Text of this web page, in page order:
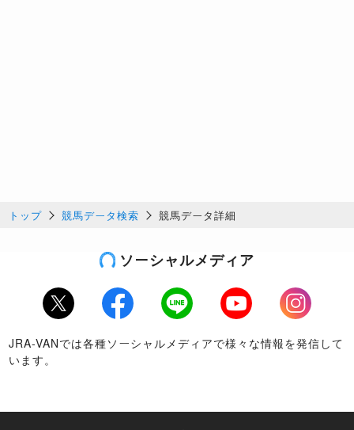
トップ 競馬データ検索 競馬データ詳細
ソーシャルメディア
Twitter Facebook LINE Youtube
Instagram
JRA-VANでは各種ソーシャルメディアで様々な情報を発信して
います。